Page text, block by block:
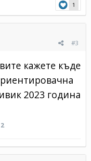
1
#3
кажете къде
2023 година